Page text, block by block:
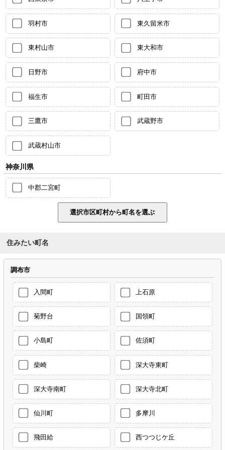
羽村市 東久留米市
東村山市 東大和市
日野市 府中市
福生市 町田市
三鷹市 武蔵野市
武蔵村山市
神奈川県
中郡二宮町
住みたい町名
調布市
入間町 上石原
菊野台 国領町
小島町 佐須町
柴崎 深大寺東町
深大寺南町 深大寺北町
仙川町 多摩川
飛田給 西つつじケ丘